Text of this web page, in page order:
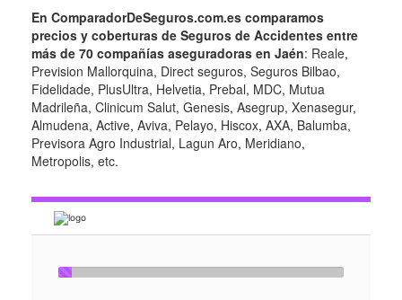
En ComparadorDeSeguros.com.es comparamos
precios y coberturas de Seguros de Accidentes entre
más de 70 compañías aseguradoras en Jaén: Reale,
Prevision Mallorquina, Direct seguros, Seguros Bilbao,
Fidelidade, PlusUltra, Helvetia, Prebal, MDC, Mutua
Madrileña, Clinicum Salut, Genesis, Asegrup, Xenasegur,
Almudena, Active, Aviva, Pelayo, Hiscox, AXA, Balumba,
Previsora Agro Industrial, Lagun Aro, Meridiano,
Metropolis, etc.